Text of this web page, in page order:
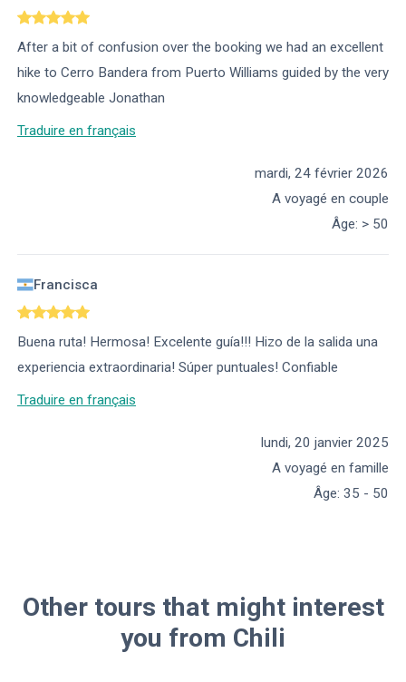
After a bit of confusion over the booking we had an excellent
hike to Cerro Bandera from Puerto Williams guided by the very
knowledgeable Jonathan
Traduire en français
mardi, 24 février 2026
A voyagé en couple
Âge: > 50
Francisca
Buena ruta! Hermosa! Excelente guía!!! Hizo de la salida una
experiencia extraordinaria! Súper puntuales! Confiable
Traduire en français
lundi, 20 janvier 2025
A voyagé en famille
Âge: 35 - 50
Other tours that might interest
you from Chili